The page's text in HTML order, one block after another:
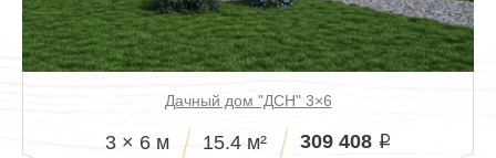
Дачный дом "ДСН" 3×6
3 × 6 м 15.4 м² 309 408 i